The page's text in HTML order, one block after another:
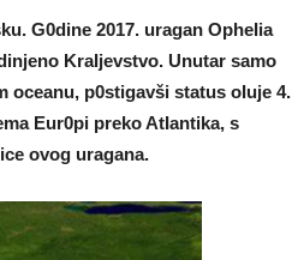
G0dine 2017. uragan OpheIia
KraIjevstvo. Unutar samo
oceanu, p0stigavši ​​status oIuje 4.
Eur0pi preko AtIantika, s
ovog uragana.